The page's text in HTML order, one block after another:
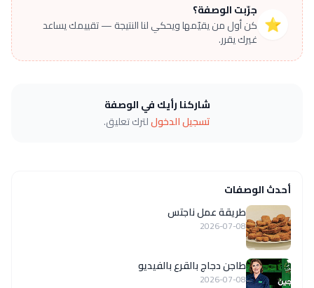
⭐
جرّبت الوصفة؟
كن أول من يقيّمها ويحكي لنا النتيجة — تقييمك يساعد
غيرك يقرر.
شاركنا رأيك في الوصفة
تسجيل الدخوللترك تعليق.
أحدث الوصفات
طريقة عمل ناجتس
2026-07-08
طاجن دجاج بالقرع بالفيديو
2026-07-08